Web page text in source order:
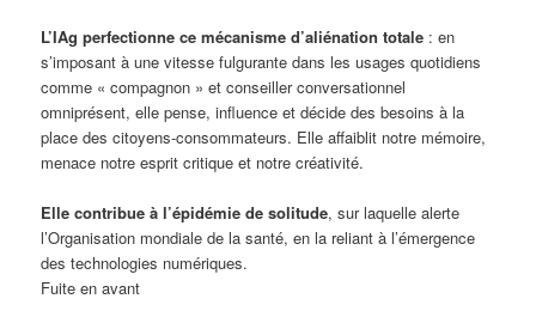
L’IAg perfectionne ce mécanisme d’aliénation totale : en
s’imposant à une vitesse fulgurante dans les usages quotidiens
comme « compagnon » et conseiller conversationnel
omniprésent, elle pense, influence et décide des besoins à la
place des citoyens-consommateurs. Elle affaiblit notre mémoire,
menace notre esprit critique et notre créativité.
Elle contribue à l’épidémie de solitude, sur laquelle alerte
l’Organisation mondiale de la santé, en la reliant à l’émergence
des technologies numériques.
Fuite en avant